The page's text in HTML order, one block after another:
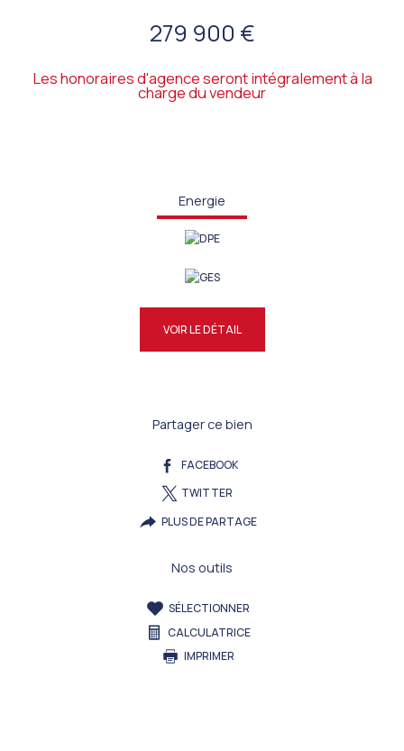
279 900 €
Les honoraires d'agence seront intégralement à la
charge du vendeur
Energie
VOIR LE DÉTAIL
Partager ce bien
FACEBOOK
TWITTER
PLUS DE PARTAGE
Nos outils
SÉLECTIONNER
CALCULATRICE
IMPRIMER